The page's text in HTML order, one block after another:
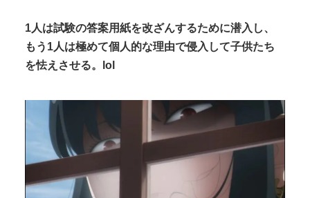
1人は試験の答案用紙を改ざんするために潜入し、
もう1人は極めて個人的な理由で侵入して子供たち
を怯えさせる。lol